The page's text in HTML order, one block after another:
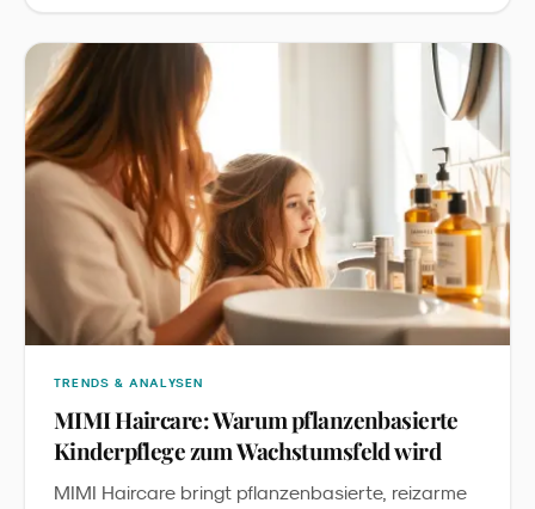
Festivals und Familien-Events.
TRENDS & ANALYSEN
MIMI Haircare: Warum pflanzenbasierte
Kinderpflege zum Wachstumsfeld wird
MIMI Haircare bringt pflanzenbasierte, reizarme